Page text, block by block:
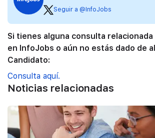
Seguir a @InfoJobs
Si tienes alguna consulta
en InfoJobs o aún no estás dado de
Candidato:
Consulta aquí.
Noticias relacionadas